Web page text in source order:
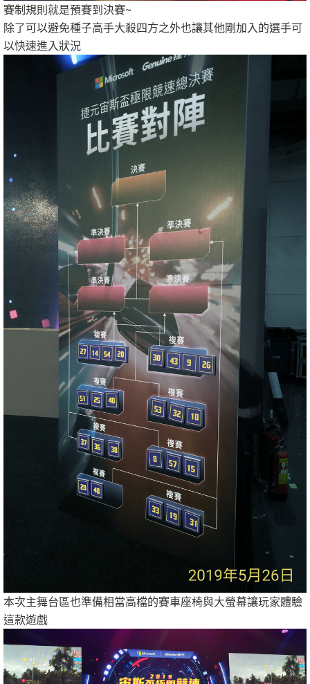
賽制規則就是預賽到決賽~
除了可以避免種子高手大殺四方之外也讓其他剛加入的選手可
以快速進入狀況
本次主舞台區也準備相當高檔的賽車座椅與大螢幕讓玩家體驗
這款遊戲